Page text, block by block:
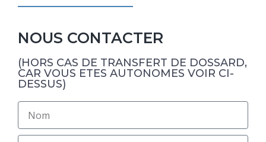
NOUS CONTACTER
(HORS CAS DE TRANSFERT DE DOSSARD,
CAR VOUS ETES AUTONOMES VOIR CI-
DESSUS)